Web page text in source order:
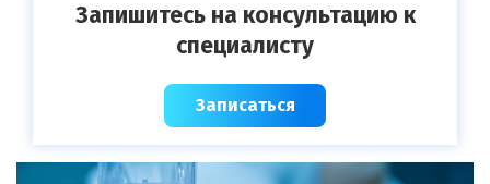
Запишитесь на консультацию к
специалисту
Записаться